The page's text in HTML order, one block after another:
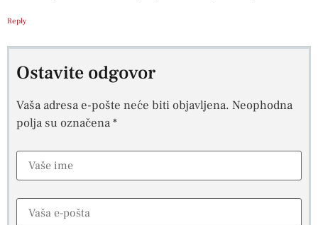
Reply
Ostavite odgovor
Vaša adresa e-pošte neće biti objavljena. Neophodna
polja su označena*